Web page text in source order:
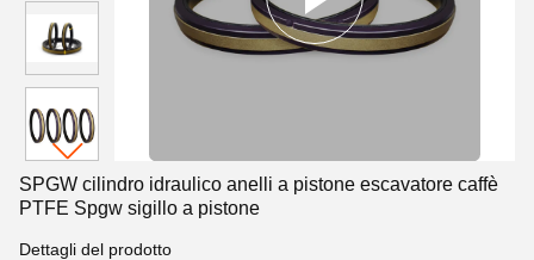
SPGW cilindro idraulico anelli a pistone escavatore caffè
PTFE Spgw sigillo a pistone
Dettagli del prodotto